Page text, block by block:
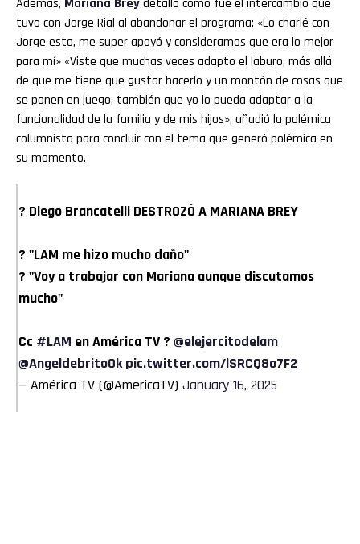
Además, Mariana Breydetalló cómo fue el intercambio que
tuvo con Jorge Rial al abandonar el programa: «Lo charlé con
Jorge esto, me super apoyó y consideramos que era lo mejor
para mí» «Viste que muchas veces adapto el laburo, más allá
de que me tiene que gustar hacerlo y un montón de cosas que
se ponen en juego, también que yo lo pueda adaptar a la
funcionalidad de la familia y de mis hijos», añadió la polémica
columnista para concluir con el tema que generó polémica en
su momento.
? Diego Brancatelli DESTROZÓ A MARIANA BREY
? "LAM me hizo mucho daño"
? "Voy a trabajar con Mariana aunque discutamos
mucho"
Cc #LAM en América TV ? @elejercitodelam
@AngeldebritoOk pic.twitter.com/lSRCQ8o7F2
— América TV (@AmericaTV) January 16, 2025